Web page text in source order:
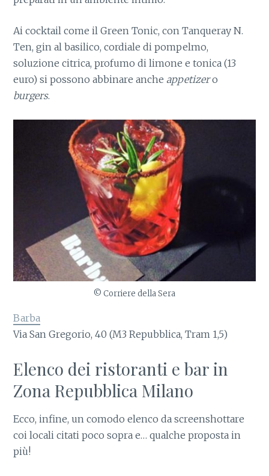
Ai cocktail come il Green Tonic, con Tanqueray N.
Ten, gin al basilico, cordiale di pompelmo,
soluzione citrica, profumo di limone e tonica (13
euro) si possono abbinare ancheappetizero
burgers.
© Corriere della Sera
Barba
Via San Gregorio, 40 (M3 Repubblica, Tram 1,5)
Elenco dei ristoranti e bar in
Zona Repubblica Milano
Ecco, infine, un comodo elenco da screenshottare
coi locali citati poco sopra e… qualche proposta in
più!